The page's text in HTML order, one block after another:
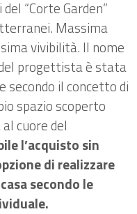
“Corte Garden”
Massima
vivibilità. Il nome
progettista è stata
secondo il concetto di
spazio scoperto
cuore del
l’acquisto sin
di realizzare
secondo le